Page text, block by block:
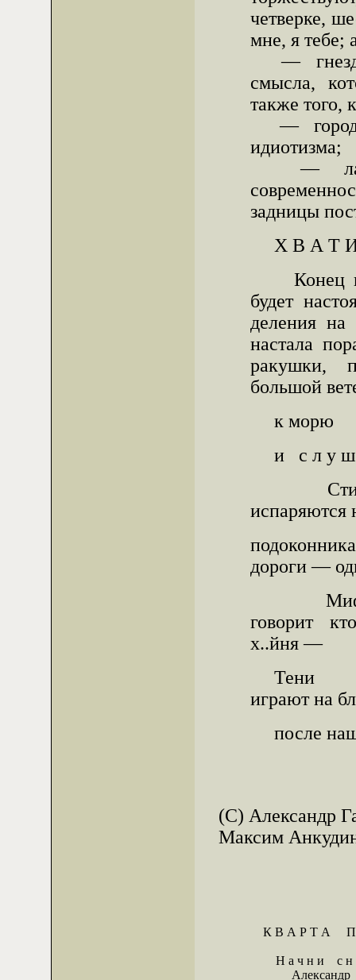
четверке,
мне, я
— гнезд
смысла,
также того,
—
идиотизма;
—
задницы
Х В А Т
Конец
будет
деления
настала
ракушки,
большой
к морю
и с л у ш
Стихи
испаряются
дороги —
говорит
х..йня —
Тени
играют на
после
(C) Александр
Максим
К В А Р Т А
Н а ч н и    с